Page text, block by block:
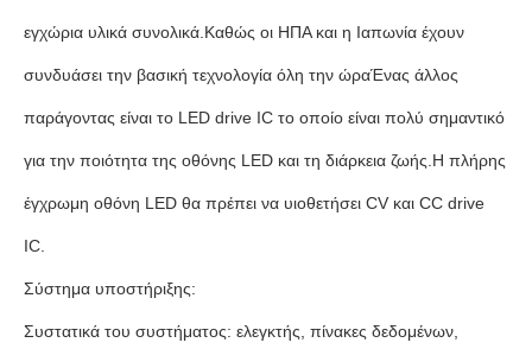
εγχώρια υλικά συνολικά.Καθώς οι ΗΠΑ και η Ιαπωνία έχουν
συνδυάσει την βασική τεχνολογία όλη την ώραΈνας άλλος
παράγοντας είναι το LED drive IC το οποίο είναι πολύ σημαντικό
για την ποιότητα της οθόνης LED και τη διάρκεια ζωής.Η πλήρης
έγχρωμη οθόνη LED θα πρέπει να υιοθετήσει CV και CC drive
IC.
Σύστημα υποστήριξης:
Συστατικά του συστήματος: ελεγκτής, πίνακες δεδομένων,